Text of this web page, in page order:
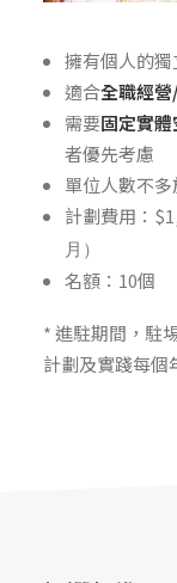
擁有個人的獨
適合全職經
需要固定實
者優先考慮
單位人數不多
計劃費用：
月）
名額：10個
* 進駐期間，駐
計劃及實踐每個